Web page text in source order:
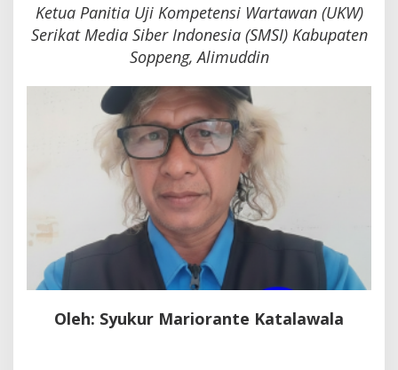
Ketua Panitia Uji Kompetensi Wartawan (UKW)
Serikat Media Siber Indonesia (SMSI) Kabupaten
Soppeng, Alimuddin
Oleh: Syukur Mariorante Katalawala